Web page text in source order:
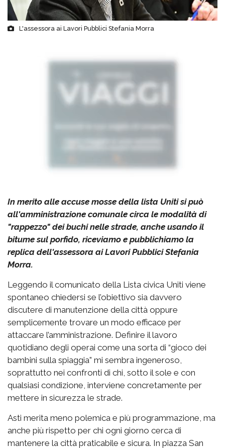
L'assessora ai Lavori Pubblici Stefania Morra
In merito alle accuse mosse della lista Uniti si può
all'amministrazione comunale circa le modalità di
"rappezzo" dei buchi nelle strade, anche usando il
bitume sul porfido, riceviamo e pubblichiamo la
replica dell'assessora ai Lavori Pubblici Stefania
Morra.
Leggendo il comunicato della Lista civica Uniti viene
spontaneo chiedersi se l’obiettivo sia davvero
discutere di manutenzione della città oppure
semplicemente trovare un modo efficace per
attaccare l’amministrazione. Definire il lavoro
quotidiano degli operai come una sorta di “gioco dei
bambini sulla spiaggia” mi sembra ingeneroso,
soprattutto nei confronti di chi, sotto il sole e con
qualsiasi condizione, interviene concretamente per
mettere in sicurezza le strade.
Asti merita meno polemica e più programmazione, ma
anche più rispetto per chi ogni giorno cerca di
mantenere la città praticabile e sicura. In piazza San